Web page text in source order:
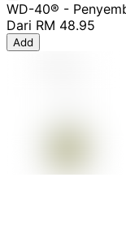
WD-40® -
Dari RM 48.95
Add